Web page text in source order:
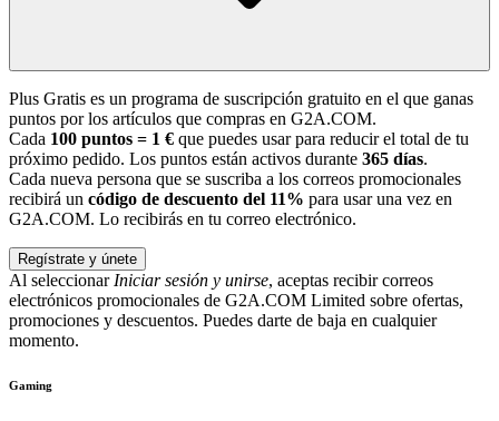
Plus Gratis es un programa de suscripción gratuito en el que ganas
puntos por los artículos que compras en G2A.COM.
Cada 100 puntos = 1 € que puedes usar para reducir el total de tu
próximo pedido. Los puntos están activos durante 365 días.
Cada nueva persona que se suscriba a los correos promocionales
recibirá un código de descuento del 11% para usar una vez en
G2A.COM. Lo recibirás en tu correo electrónico.
Regístrate y únete
Al seleccionar Iniciar sesión y unirse, aceptas recibir correos
electrónicos promocionales de G2A.COM Limited sobre ofertas,
promociones y descuentos. Puedes darte de baja en cualquier
momento.
Gaming